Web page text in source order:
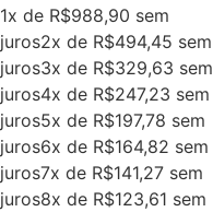
1x de R$988,90 sem
juros2x de R$494,45 sem
juros3x de R$329,63 sem
juros4x de R$247,23 sem
juros5x de R$197,78 sem
juros6x de R$164,82 sem
juros7x de R$141,27 sem
juros8x de R$123,61 sem